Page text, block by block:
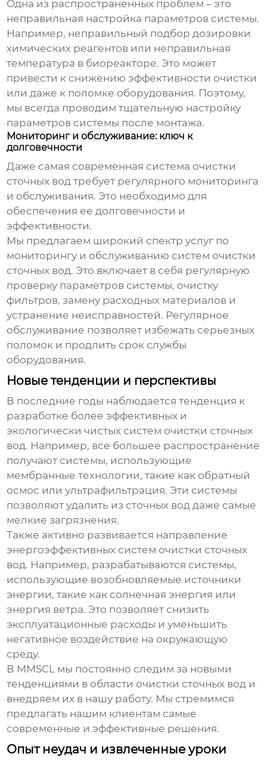
Одна из распространенных проблем – это
неправильная настройка параметров системы.
Например, неправильный подбор дозировки
химических реагентов или неправильная
температура в биореакторе. Это может
привести к снижению эффективности очистки
или даже к поломке оборудования. Поэтому,
мы всегда проводим тщательную настройку
параметров системы после монтажа.
Мониторинг и обслуживание: ключ к
долговечности
Даже самая современная система очистки
сточных вод требует регулярного мониторинга
и обслуживания. Это необходимо для
обеспечения ее долговечности и
эффективности.
Мы предлагаем широкий спектр услуг по
мониторингу и обслуживанию систем очистки
сточных вод. Это включает в себя регулярную
проверку параметров системы, очистку
фильтров, замену расходных материалов и
устранение неисправностей. Регулярное
обслуживание позволяет избежать серьезных
поломок и продлить срок службы
оборудования.
Новые тенденции и перспективы
В последние годы наблюдается тенденция к
разработке более эффективных и
экологически чистых систем очистки сточных
вод. Например, все большее распространение
получают системы, использующие
мембранные технологии, такие как обратный
осмос или ультрафильтрация. Эти системы
позволяют удалить из сточных вод даже самые
мелкие загрязнения.
Также активно развивается направление
энергоэффективных систем очистки сточных
вод. Например, разрабатываются системы,
использующие возобновляемые источники
энергии, такие как солнечная энергия или
энергия ветра. Это позволяет снизить
эксплуатационные расходы и уменьшить
негативное воздействие на окружающую
среду.
В MMSCL мы постоянно следим за новыми
тенденциями в области очистки сточных вод и
внедряем их в нашу работу. Мы стремимся
предлагать нашим клиентам самые
современные и эффективные решения.
Опыт неудач и извлеченные уроки